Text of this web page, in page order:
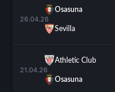
26.04.26
Osasuna
Sevilla
21.04.26
Athletic Club
Osasuna